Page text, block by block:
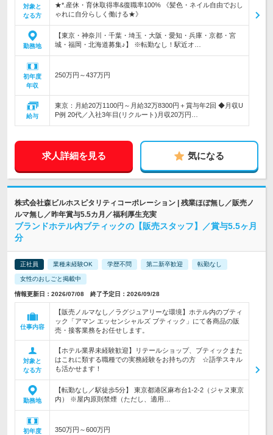
対象と
なる方
★*.産休・育休取得率&復職率100% 《髪色・ネイル自由でおし
ゃれに自分らしく働ける★》
勤務地
【東京・神奈川・千葉・埼玉・大阪・愛知・兵庫・京都・宮
城・福岡・北海道募集♪】 ※転勤なし！駅近オ…
初年度
年収
250万円～437万円
給与
東京：月給20万1100円～月給32万8300円＋賞与年2回 ◆月収U
P例 20代／入社3年目(リクルート)月収20万円…
求人詳細を見る 気になる
株式会社森ビルホスピタリティコーポレーション | 残業ほぼ無し／販売ノ
ルマ無し／昨年賞与5.5カ月／福利厚生充実
ブランドホテル内ブティックの【販売スタッフ】／賞与5.5ヶ月
分
正社員 業種未経験OK 学歴不問 第二新卒歓迎 転勤なし
女性のおしごと掲載中
情報更新日：2026/07/08 終了予定日：2026/09/28
仕事内容
【販売ノルマなし／ラグジュアリーな環境】ホテル内のブティ
ック「アマン エッセンシャルズ ブティック」にて各商品の販
売・接客業務をお任せします。
対象と
なる方
【ホテル業界未経験歓迎】リテールショップ、ブティックまた
はこれに類する職種での実務経験をお持ちの方 ☆語学スキル
も活かせます！
勤務地
【転勤なし／駅徒歩5分】 東京都港区麻布台1-2-2（ジャヌ東京
内） ※屋内原則禁煙（ただし、適用…
初年度 350万円～600万円